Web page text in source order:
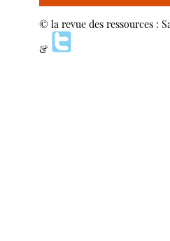
© la revue des ressources :
&